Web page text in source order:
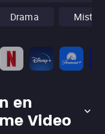
Drama
en
Video